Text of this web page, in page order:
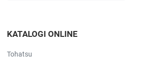
KATALOGI ONLINE
Tohatsu